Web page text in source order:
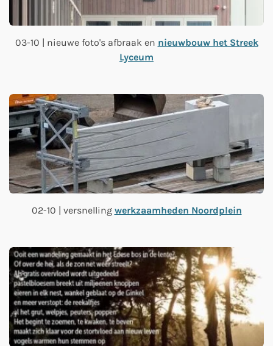
03-10 | nieuwe foto's afbraak en nieuwbouw het Streek
Lyceum
02-10 | versnelling werkzaamheden Noordplein